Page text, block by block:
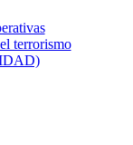
terrorismo